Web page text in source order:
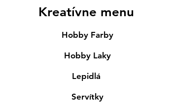
Kreatívne menu
Hobby Farby
Hobby Laky
Lepidlá
Servítky